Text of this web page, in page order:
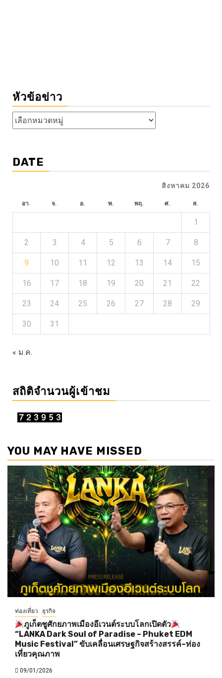
หัวข้อข่าว
หัวข้อ
ข่าว
DATE
สิงหาคม 2026
อา. จ. อ. พ. พฤ. ศ. ส.
1
2 3 4 5 6 7 8
9 10 11 12 13 14 15
16 17 18 19 20 21 22
23 24 25 26 27 28 29
30 31
« ม.ค.
สถิติจำนวนผู้เข้าชม
YOU MAY HAVE MISSED
ท่องเที่ยว ธุรกิจ
ภูเก็ตชูศักยภาพเมืองอีเวนต์ระบบโลกเปิดตัว
“LANKA Dark Soul of Paradise – Phuket EDM
Music Festival” ขับเคลื่อนเศรษฐกิจสร้างสรรค์–ท่อง
เที่ยวคุณภาพ
09/01/2026